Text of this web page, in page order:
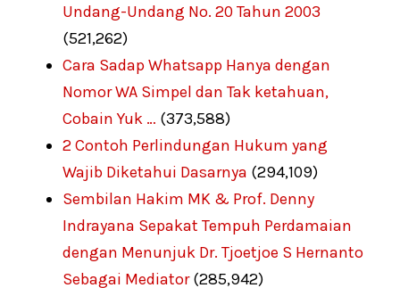
Undang-Undang No. 20 Tahun 2003
(521,262)
Cara Sadap Whatsapp Hanya dengan
Nomor WA Simpel dan Tak ketahuan,
Cobain Yuk … (373,588)
2 Contoh Perlindungan Hukum yang
Wajib Diketahui Dasarnya (294,109)
Sembilan Hakim MK & Prof. Denny
Indrayana Sepakat Tempuh Perdamaian
dengan Menunjuk Dr. Tjoetjoe S Hernanto
Sebagai Mediator (285,942)